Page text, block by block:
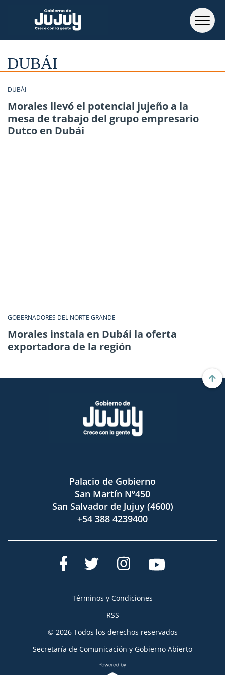
DUBÁI
DUBÁI
Morales llevó el potencial jujeño a la
mesa de trabajo del grupo empresario
Dutco en Dubái
GOBERNADORES DEL NORTE GRANDE
Morales instala en Dubái la oferta
exportadora de la región
Palacio de Gobierno
San Martín Nº450
San Salvador de Jujuy (4600)
+54 388 4239400
Términos y Condiciones
RSS
© 2026 Todos los derechos reservados
Secretaría de Comunicación y Gobierno Abierto